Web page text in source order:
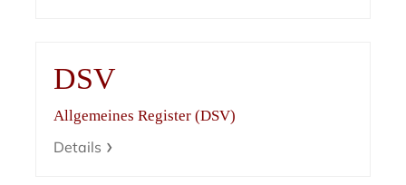
DSV
Allgemeines Register (DSV)
Details